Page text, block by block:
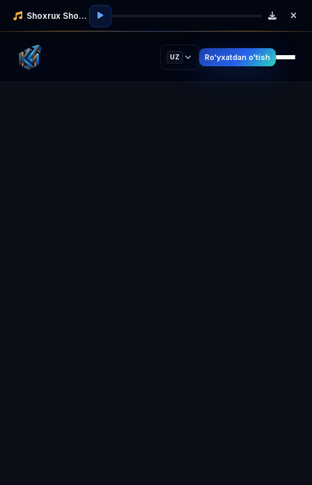
Shoxrux Shodmonov
UZ Ro'yxatdan o'tish